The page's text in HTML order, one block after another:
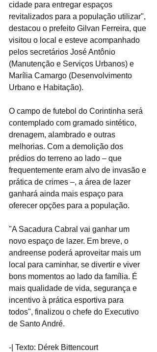
cidade para entregar espaços
revitalizados para a população utilizar",
destacou o prefeito Gilvan Ferreira, que
visitou o local e esteve acompanhado
pelos secretários José Antônio
(Manutenção e Serviços Urbanos) e
Marília Camargo (Desenvolvimento
Urbano e Habitação).
O campo de futebol do Corintinha será
contemplado com gramado sintético,
drenagem, alambrado e outras
melhorias. Com a demolição dos
prédios do terreno ao lado – que
frequentemente eram alvo de invasão e
prática de crimes –, a área de lazer
ganhará ainda mais espaço para
oferecer opções para a população.
"A Sacadura Cabral vai ganhar um
novo espaço de lazer. Em breve, o
andreense poderá aproveitar mais um
local para caminhar, se divertir e viver
bons momentos ao lado da família. É
mais qualidade de vida, segurança e
incentivo à prática esportiva para
todos", finalizou o chefe do Executivo
de Santo André.
-| Texto: Dérek Bittencourt